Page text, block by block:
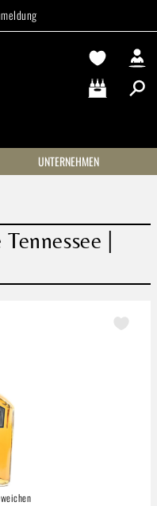
Warenkorb
UNTERNEHMEN
|